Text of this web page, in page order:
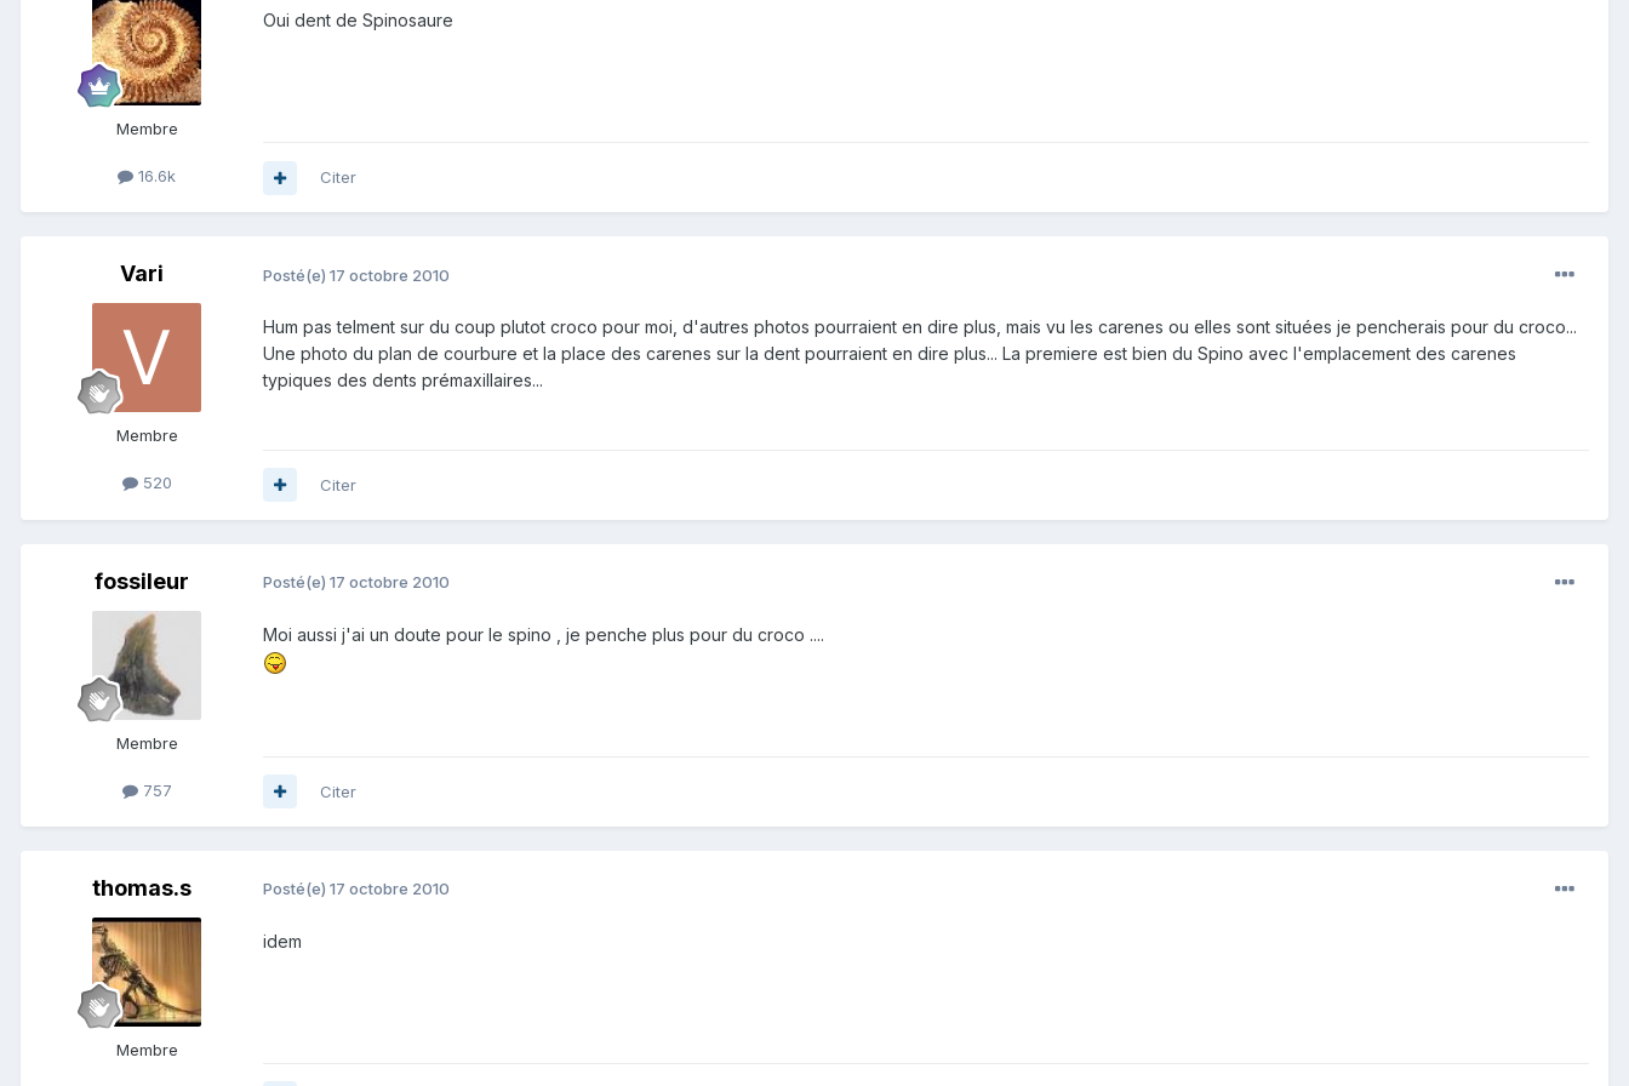
Membre
16.6k
Oui dent de Spinosaure
Citer
Vari
Membre
520
Posté(e) 17 octobre 2010
Hum pas telment sur du coup plutot croco pour moi, d'autres photos pourraient en dire plus, mais vu les carenes ou elles sont situées je pencherais pour du croco...
Une photo du plan de courbure et la place des carenes sur la dent pourraient en dire plus... La premiere est bien du Spino avec l'emplacement des carenes
typiques des dents prémaxillaires...
Citer
fossileur
Membre
757
Posté(e) 17 octobre 2010
Moi aussi j'ai un doute pour le spino , je penche plus pour du croco ....
Citer
thomas.s
Membre
Posté(e) 17 octobre 2010
idem